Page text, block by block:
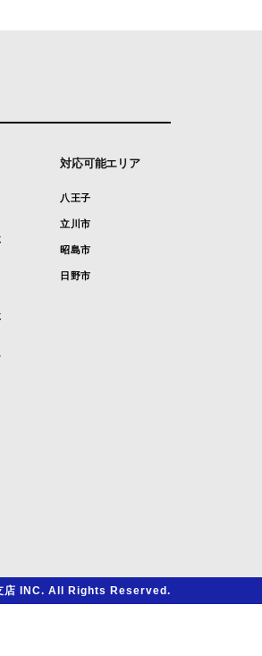
対応可能エリア
八王子
立川市
昭島市
日野市
店 INC. All Rights Reserved.